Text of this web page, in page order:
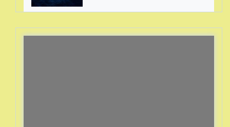
с помощью пластиковых